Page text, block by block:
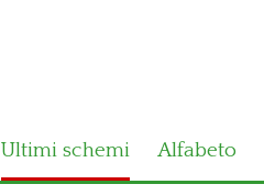
Ultimi schemi Alfabeto